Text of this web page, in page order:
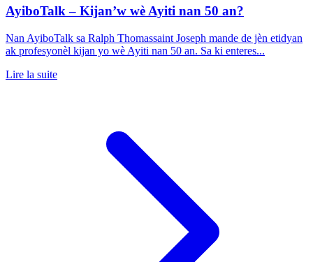
AyiboTalk – Kijan’w wè Ayiti nan 50 an?
Nan AyiboTalk sa Ralph Thomassaint Joseph mande de jèn etidyan
ak profesyonèl kijan yo wè Ayiti nan 50 an. Sa ki enteres...
Lire la suite